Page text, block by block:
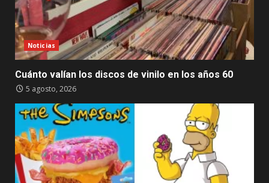
Noticias
Cuánto valían los discos de vinilo en los años 60
5 agosto, 2026